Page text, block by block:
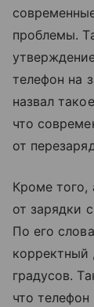
проблемы.
телефон на
назвал
что
от
Кроме того,
от зарядки
По его
корректный
градусов.
что